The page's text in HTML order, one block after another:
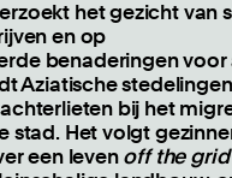
het gezicht van
en op
benaderingen
Aziatische
bij het
stad. Het volgt
een levenoff the grid